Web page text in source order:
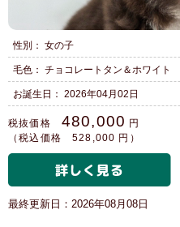
性別： 女の子
毛色： チョコレートタン＆ホワイト
お誕生日： 2026年04月02日
税抜価格 480,000 円
（税込価格 528,000 円）
最終更新日：2026年08月08日